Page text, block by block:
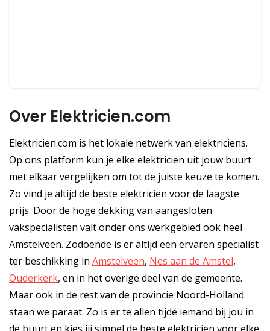
Over Elektricien.com
Elektricien.com is het lokale netwerk van elektriciens.
Op ons platform kun je elke elektricien uit jouw buurt
met elkaar vergelijken om tot de juiste keuze te komen.
Zo vind je altijd de beste elektricien voor de laagste
prijs. Door de hoge dekking van aangesloten
vakspecialisten valt onder ons werkgebied ook heel
Amstelveen. Zodoende is er altijd een ervaren specialist
ter beschikking in Amstelveen, Nes aan de Amstel,
Ouderkerk, en in het overige deel van de gemeente.
Maar ook in de rest van de provincie Noord-Holland
staan we paraat. Zo is er te allen tijde iemand bij jou in
de buurt en kies jij simpel de beste elektricien voor elke